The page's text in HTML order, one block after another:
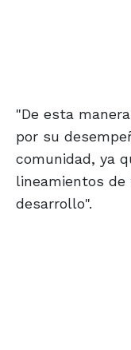
"De esta
por su
comunidad, ya
lineamientos
desarrollo".